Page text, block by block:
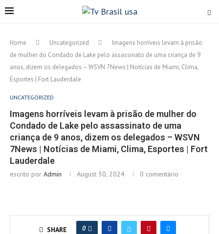
Home Uncategorized
Imagens horríveis levam à prisão
de mulher do Condado de Lake pelo assassinato de uma criança de 9
anos, dizem os delegados – WSVN 7News | Notícias de Miami, Clima,
Esportes | Fort Lauderdale
UNCATEGORIZED
Imagens horríveis levam à prisão de mulher do
Condado de Lake pelo assassinato de uma
criança de 9 anos, dizem os delegados – WSVN
7News | Notícias de Miami, Clima, Esportes | Fort
Lauderdale
escrito por Admin August 30, 2024 0 comentário
SHARE 0